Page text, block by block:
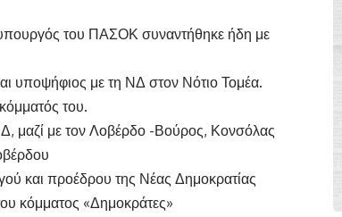
του ΠΑΣΟΚ συναντήθηκε ήδη με
υποψήφιος με τη ΝΔ στον Νότιο Τομέα.
του.
μαζί με τον Λοβέρδο -Βούρος, Κονσόλας
και προέδρου της Νέας Δημοκρατίας
κόμματος «Δημοκράτες»